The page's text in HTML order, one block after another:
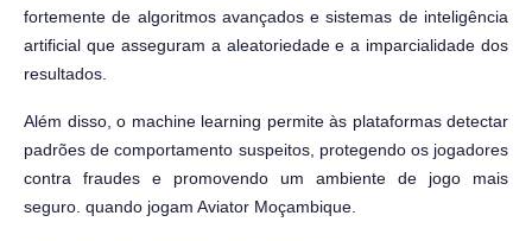
fortemente de algoritmos avançados e sistemas de inteligência
artificial que asseguram a aleatoriedade e a imparcialidade dos
resultados.
Além disso, o machine learning permite às plataformas detectar
padrões de comportamento suspeitos, protegendo os jogadores
contra fraudes e promovendo um ambiente de jogo mais
seguro. quando jogam Aviator Moçambique.